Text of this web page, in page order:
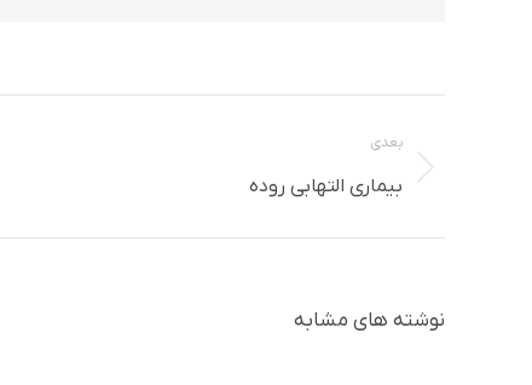
مطلب
بعدی
نوشته
بیماری التهابی روده
نوشته های مشابه